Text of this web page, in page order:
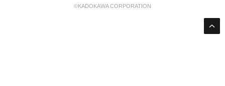
©KADOKAWA CORPORATION